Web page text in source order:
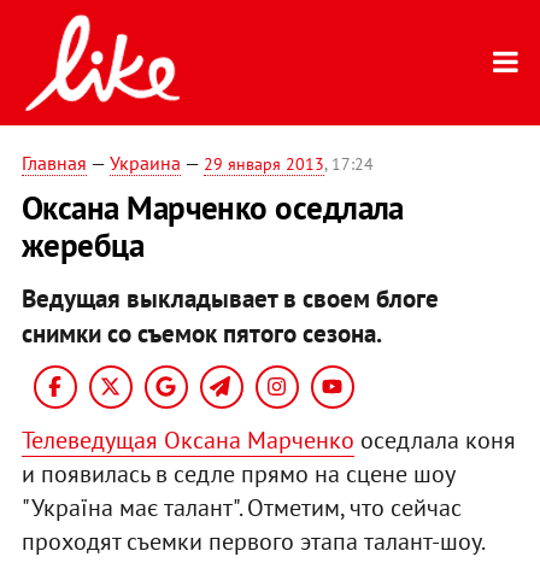
Главная — Украина — 29 января 2013, 17:24
Оксана Марченко оседлала
жеребца
Ведущая выкладывает в своем блоге
снимки со съемок пятого сезона.
Телеведущая Оксана Марченко оседлала коня
и появилась в седле прямо на сцене шоу
"Україна має талант". Отметим, что сейчас
проходят съемки первого этапа талант-шоу.